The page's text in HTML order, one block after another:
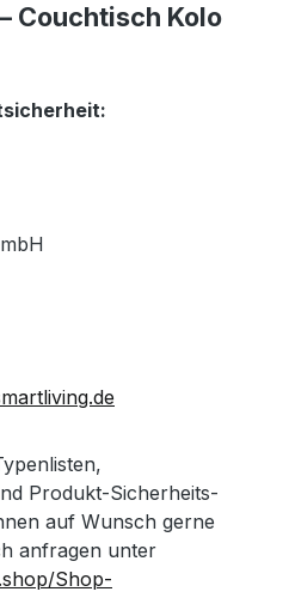
Couchtisch Kolo
Produkt-Sicherheits-
auf Wunsch gerne
anfragen unter
Shop-